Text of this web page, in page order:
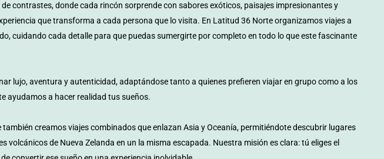
contrastes, donde cada rincón sorprende con sabores exóticos, paisajes impresionantes y
que transforma a cada persona que lo visita. En Latitud 36 Norte organizamos viajes a
cuidando cada detalle para que puedas sumergirte por completo en todo lo que este fascinante
lujo, aventura y autenticidad, adaptándose tanto a quienes prefieren viajar en grupo como a los
ayudamos a hacer realidad tus sueños.
creamos viajes combinados que enlazan Asia y Oceanía, permitiéndote descubrir lugares
volcánicos de Nueva Zelanda en un la misma escapada. Nuestra misión es clara: tú eliges el